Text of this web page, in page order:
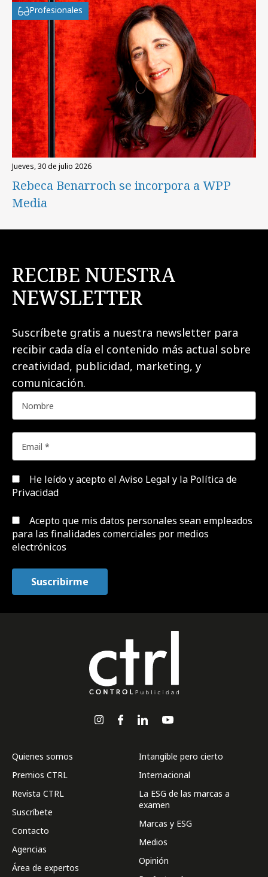
Profesionales
jueves, 30 de julio 2026
Rebeca Benarroch se incorpora a WPP
Media
RECIBE NUESTRA
NEWSLETTER
Suscríbete gratis a nuestra newsletter para
recibir cada día el contenido más actual sobre
creatividad, publicidad, marketing, y
comunicación.
He leído y acepto el Aviso Legal y la Política de
Privacidad
Acepto que mis datos personales sean empleados
para las finalidades comerciales por medios
electrónicos
Quienes somos
Premios CTRL
Revista CTRL
Suscríbete
Contacto
Agencias
Área de expertos
Intangible pero cierto
Internacional
La ESG de las marcas a
examen
Marcas y ESG
Medios
Opinión